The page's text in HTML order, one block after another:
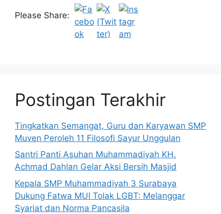
Please Share:
Postingan Terakhir
Tingkatkan Semangat, Guru dan Karyawan SMP
Muven Peroleh 11 Filosofi Sayur Unggulan
Santri Panti Asuhan Muhammadiyah KH.
Achmad Dahlan Gelar Aksi Bersih Masjid
Kepala SMP Muhammadiyah 3 Surabaya
Dukung Fatwa MUI Tolak LGBT: Melanggar
Syariat dan Norma Pancasila